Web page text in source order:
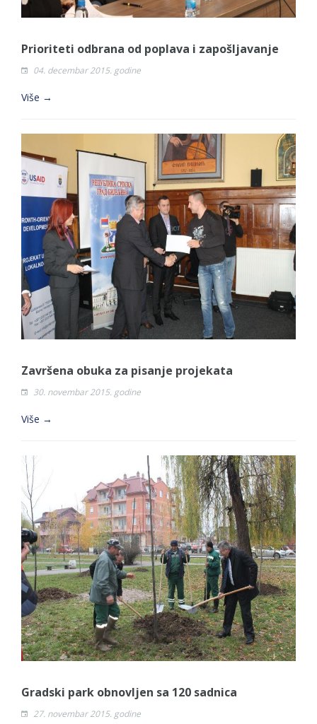
Prioriteti odbrana od poplava i zapošljavanje
04. decembar 2015. godine
Više →
Završena obuka za pisanje projekata
30. novembar 2015. godine
Više →
Gradski park obnovljen sa 120 sadnica
27. novembar 2015. godine